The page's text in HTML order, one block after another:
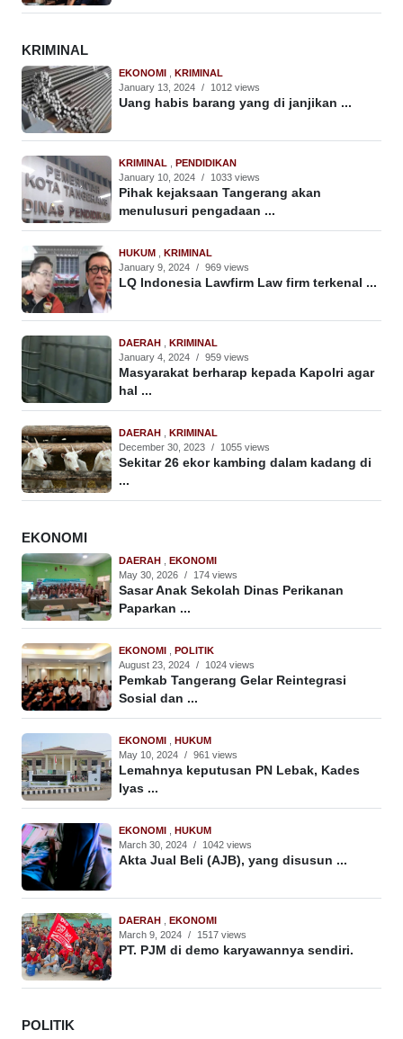
KRIMINAL
EKONOMI
KRIMINAL
January 13, 2024 / 1012 views
Uang habis barang yang di janjikan ...
KRIMINAL
PENDIDIKAN
January 10, 2024 / 1033 views
Pihak kejaksaan Tangerang akan
menulusuri pengadaan ...
HUKUM
KRIMINAL
January 9, 2024 / 969 views
LQ Indonesia Lawfirm Law firm terkenal ...
DAERAH
KRIMINAL
January 4, 2024 / 959 views
Masyarakat berharap kepada Kapolri agar
hal ...
DAERAH
KRIMINAL
December 30, 2023 / 1055 views
Sekitar 26 ekor kambing dalam kadang di
...
EKONOMI
DAERAH
EKONOMI
May 30, 2026 / 174 views
Sasar Anak Sekolah Dinas Perikanan
Paparkan ...
EKONOMI
POLITIK
August 23, 2024 / 1024 views
Pemkab Tangerang Gelar Reintegrasi
Sosial dan ...
EKONOMI
HUKUM
May 10, 2024 / 961 views
Lemahnya keputusan PN Lebak, Kades
Iyas ...
EKONOMI
HUKUM
March 30, 2024 / 1042 views
Akta Jual Beli (AJB), yang disusun ...
DAERAH
EKONOMI
March 9, 2024 / 1517 views
PT. PJM di demo karyawannya sendiri.
POLITIK